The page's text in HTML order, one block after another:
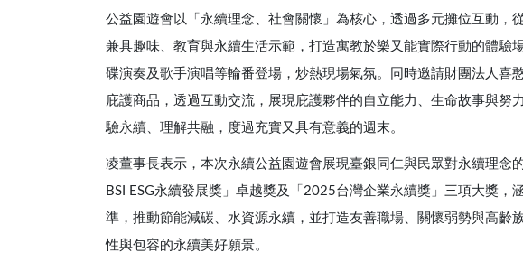
公益園遊會以「永續理念、社會關懷」為核心，透過多元攤位互動，
兼具趣味、教育與永續生活示範，打造寓教於樂又能實際行動的體
碟演奏及歌手演唱等輪番登場，炒熱現場氣氛。同時邀請財團法人
庇護商品，透過互動交流，展現庇護夥伴的自立能力、生命故事與
驗永續、理解共融，度過充實又具有意義的週末。
凌董事長表示，本次永續公益園遊會展現臺銀同仁與民眾對永續理
BSI ESG永續發展獎」卓越獎及「2025台灣企業永續獎」三項大獎
準，推動節能減碳、水資源永續，並打造友善職場、關懷弱勢與高
性與包容的永續美好願景。